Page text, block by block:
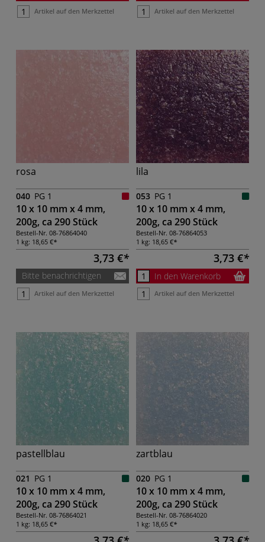
Artikel auf den Merkzettel Artikel auf den Merkzettel
rosa
040 PG 1
10 x 10 mm x 4 mm,
200g, ca 290 Stück
Bestell-Nr. 08-76864040
1 kg: 18,65 €
3,73 €
Bitte benachrichtigen
Artikel auf den Merkzettel
lila
053 PG 1
10 x 10 mm x 4 mm,
200g, ca 290 Stück
Bestell-Nr. 08-76864053
1 kg: 18,65 €
3,73 €
In den Warenkorb
Artikel auf den Merkzettel
pastellblau
021 PG 1
10 x 10 mm x 4 mm,
200g, ca 290 Stück
Bestell-Nr. 08-76864021
1 kg: 18,65 €
zartblau
020 PG 1
10 x 10 mm x 4 mm,
200g, ca 290 Stück
Bestell-Nr. 08-76864020
1 kg: 18,65 €